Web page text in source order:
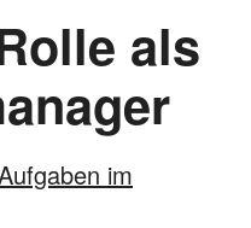
als
im